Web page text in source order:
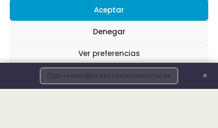
Aceptar
Denegar
Ver preferencias
Política de cookiesInfo LegalDeclaración de accesibilidad
procesal@procuradornacional.es ×